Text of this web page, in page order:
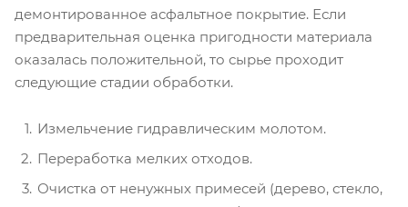
демонтированное асфальтное покрытие. Если
предварительная оценка пригодности материала
оказалась положительной, то сырье проходит
следующие стадии обработки.
Измельчение гидравлическим молотом.
Переработка мелких отходов.
Очистка от ненужных примесей (дерево, стекло,